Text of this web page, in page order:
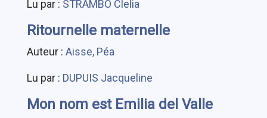
Lu par : STRAMBO Clelia
Ritournelle maternelle
Auteur : Aisse, Péa
Lu par : DUPUIS Jacqueline
Mon nom est Emilia del Valle